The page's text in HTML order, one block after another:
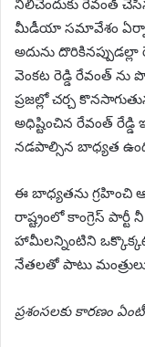
నిలిచేందుకు రేవంత్
మీడీయా సమావేశం
అదును
వెంకట రెడ్డి రేవంత్ ను
ప్రజల్లో చర్చ
అధిష్టించిన రేవంత్ రేడ్డి
నడపాల్సిన బాధ్యత
ఈ బాధ్యతను
రాష్ట్రంలో కాంగ్రెస్
హామీలన్నింటిని
నేతలతో పాటు
ప్రశంసలకు కారణం